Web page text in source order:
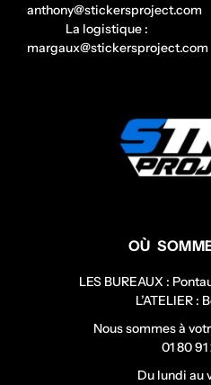
anthony@stickersproject.com
La logistique :
margaux@stickersproject.com
OÙ
LES BUREAUX :
L’ATELIER :
Nous sommes à
01 80
Du lundi au